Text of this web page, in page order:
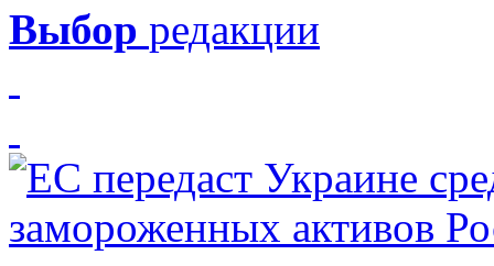
Выбор редакции